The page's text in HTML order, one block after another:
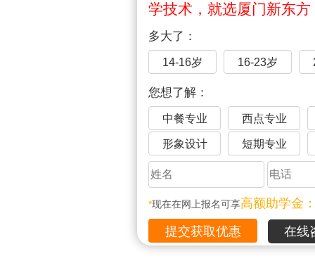
学技术，就选厦门新东方
多大了：
14-16岁 16-23岁
您想了解：
中餐专业 西点专业
形象设计 短期专业
*现在在网上报名可享高额助学金
在线